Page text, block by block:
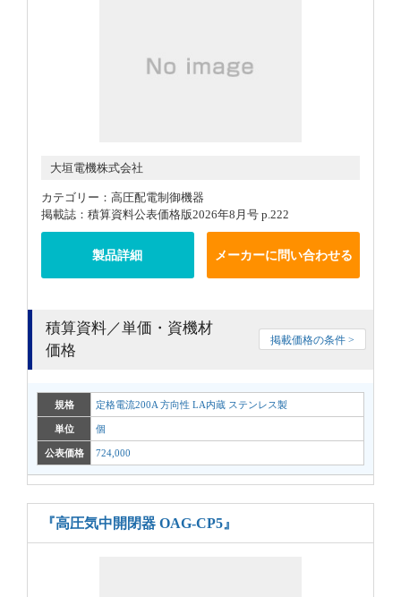
大垣電機株式会社
カテゴリー：高圧配電制御機器
掲載誌：積算資料公表価格版2026年8月号 p.222
製品詳細 メーカーに問い合わせる
積算資料／単価・資機材
価格
掲載価格の条件 >
規格 定格電流200A 方向性 LA内蔵 ステンレス製
単位 個
公表価格 724,000
『高圧気中開閉器 OAG-CP5』